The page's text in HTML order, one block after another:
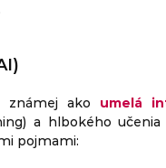
známej ako umelá
a hlbokého
pojmami: